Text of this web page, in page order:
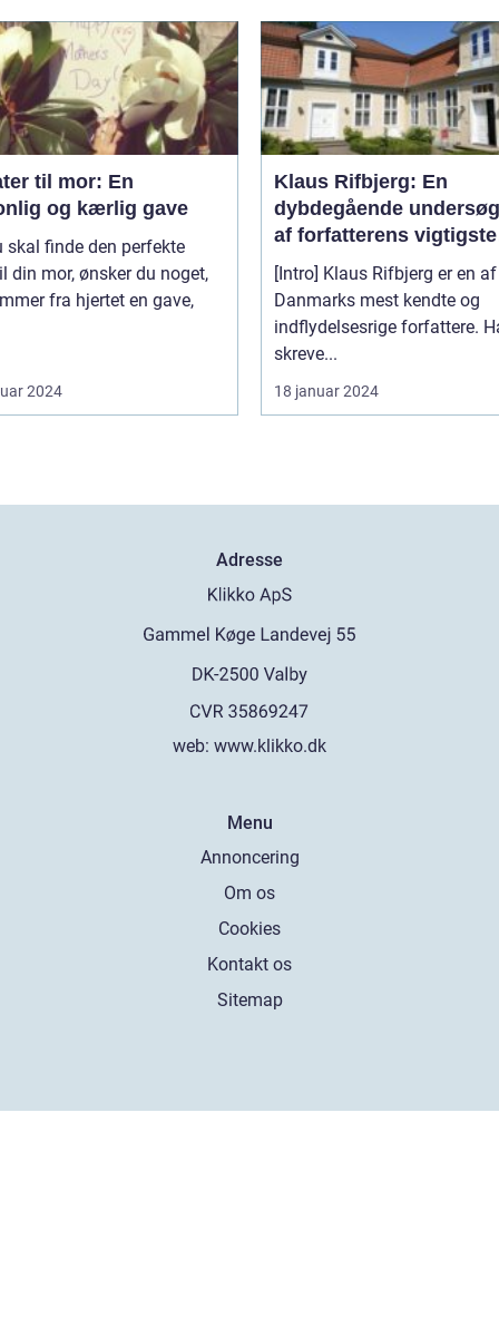
til mor: En
og kærlig gave
skal finde den perfekte
din mor, ønsker du noget,
fra hjertet en gave,
2024
Klaus Rifbjerg: En
dybdegående
af forfatterens vigtigste
bøger
[Intro] Klaus Rifbjerg er en af
Danmarks mest kendte og
indflydelsesrige forfattere.
skreve...
18 januar 2024
Adresse
web: www.klikko.dk
Menu
Annoncering
Om os
Cookies
Kontakt os
Sitemap